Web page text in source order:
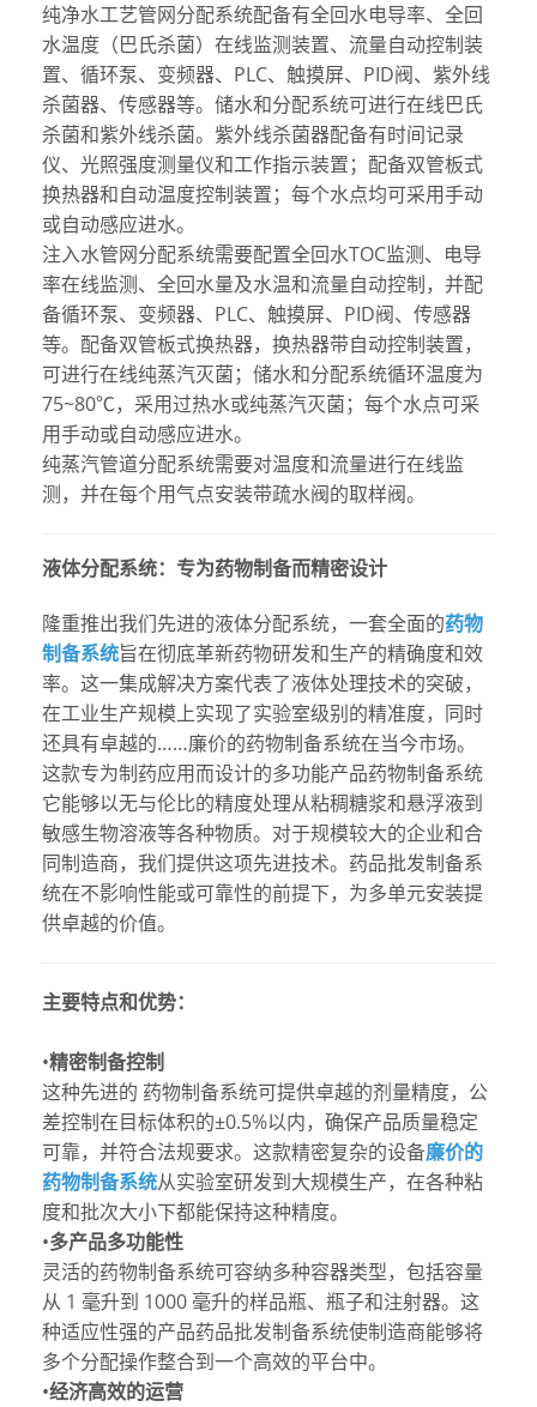
纯净水工艺管网分配系统配备有全回水电导率、全回
水温度（巴氏杀菌）在线监测装置、流量自动控制装
置、循环泵、变频器、PLC、触摸屏、PID阀、紫外线
杀菌器、传感器等。储水和分配系统可进行在线巴氏
杀菌和紫外线杀菌。紫外线杀菌器配备有时间记录
仪、光照强度测量仪和工作指示装置；配备双管板式
换热器和自动温度控制装置；每个水点均可采用手动
或自动感应进水。
注入水管网分配系统需要配置全回水TOC监测、电导
率在线监测、全回水量及水温和流量自动控制，并配
备循环泵、变频器、PLC、触摸屏、PID阀、传感器
等。配备双管板式换热器，换热器带自动控制装置，
可进行在线纯蒸汽灭菌；储水和分配系统循环温度为
75~80℃，采用过热水或纯蒸汽灭菌；每个水点可采
用手动或自动感应进水。
纯蒸汽管道分配系统需要对温度和流量进行在线监
测，并在每个用气点安装带疏水阀的取样阀。
液体分配系统：专为药物制备而精密设计
隆重推出我们先进的液体分配系统，一套全面的药物
制备系统旨在彻底革新药物研发和生产的精确度和效
率。这一集成解决方案代表了液体处理技术的突破，
在工业生产规模上实现了实验室级别的精准度，同时
还具有卓越的……廉价的药物制备系统在当今市场。
这款专为制药应用而设计的多功能产品药物制备系统
它能够以无与伦比的精度处理从粘稠糖浆和悬浮液到
敏感生物溶液等各种物质。对于规模较大的企业和合
同制造商，我们提供这项先进技术。 药品批发制备系
统在不影响性能或可靠性的前提下，为多单元安装提
供卓越的价值。
主要特点和优势：
•精密制备控制
这种先进的 药物制备系统可提供卓越的剂量精度，公
差控制在目标体积的±0.5%以内，确保产品质量稳定
可靠，并符合法规要求。这款精密复杂的设备廉价的
药物制备系统从实验室研发到大规模生产，在各种粘
度和批次大小下都能保持这种精度。
•多产品多功能性
灵活的药物制备系统可容纳多种容器类型，包括容量
从 1 毫升到 1000 毫升的样品瓶、瓶子和注射器。这
种适应性强的产品药品批发制备系统使制造商能够将
多个分配操作整合到一个高效的平台中。
•经济高效的运营